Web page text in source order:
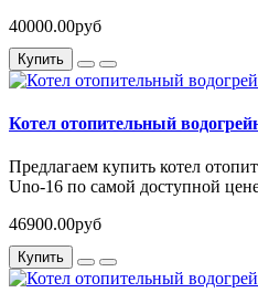
40000.00руб
Купить
Котел отопительный
Предлагаем купить котел
Uno-16 по самой доступной
46900.00руб
Купить